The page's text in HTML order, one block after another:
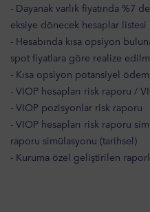
- Dayanak varlık fiyatında %7
eksiye dönecek hesaplar listesi
- Hesabında kısa opsiyon
spot fiyatlara göre realize
- Kısa opsiyon potansiyel
- VIOP hesapları risk raporu /
- VIOP pozisyonlar risk raporu
- VIOP hesapları risk raporu
raporu simülasyonu (tarihsel)
- Kuruma özel geliştirilen